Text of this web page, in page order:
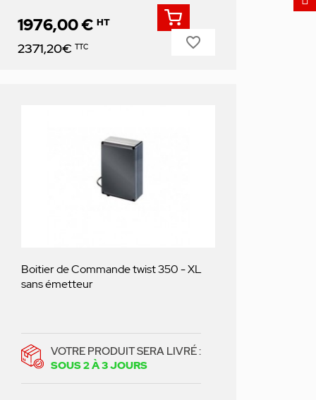
Prix
1976,00 € HT
2371,20€ TTC favorite_border
Boitier de Commande twist 350 - XL
sans émetteur
VOTRE PRODUIT SERA LIVRÉ :
SOUS 2 À 3 JOURS